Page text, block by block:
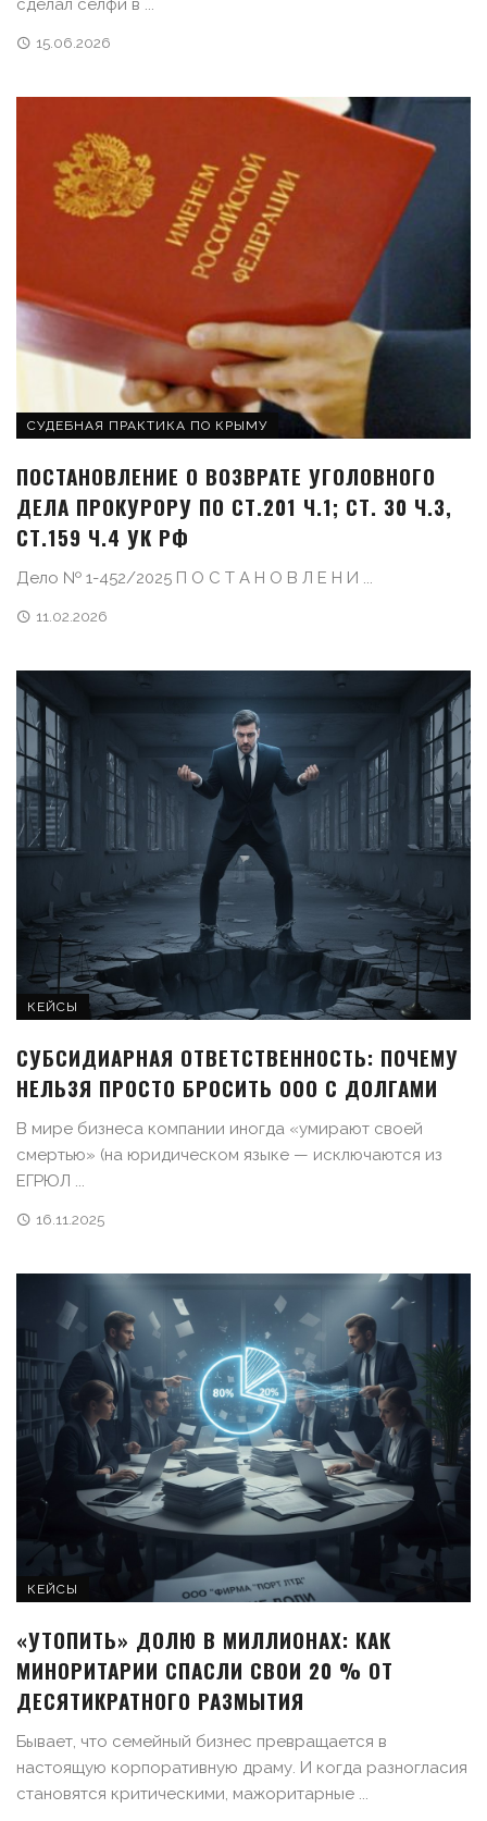
сделал селфи в ...
15.06.2026
СУДЕБНАЯ ПРАКТИКА ПО КРЫМУ
ПОСТАНОВЛЕНИЕ О ВОЗВРАТЕ УГОЛОВНОГО
ДЕЛА ПРОКУРОРУ ПО СТ.201 Ч.1; СТ. 30 Ч.3,
СТ.159 Ч.4 УК РФ
Дело № 1-452/2025 П О С Т А Н О В Л Е Н И ...
11.02.2026
КЕЙСЫ
СУБСИДИАРНАЯ ОТВЕТСТВЕННОСТЬ: ПОЧЕМУ
НЕЛЬЗЯ ПРОСТО БРОСИТЬ ООО С ДОЛГАМИ
В мире бизнеса компании иногда «умирают своей
смертью» (на юридическом языке — исключаются из
ЕГРЮЛ ...
16.11.2025
КЕЙСЫ
«УТОПИТЬ» ДОЛЮ В МИЛЛИОНАХ: КАК
МИНОРИТАРИИ СПАСЛИ СВОИ 20 % ОТ
ДЕСЯТИКРАТНОГО РАЗМЫТИЯ
Бывает, что семейный бизнес превращается в
настоящую корпоративную драму. И когда разногласия
становятся критическими, мажоритарные ...